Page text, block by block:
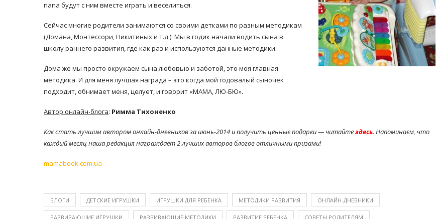
папа будут с ним вместе играть и веселиться.
Сейчас многие родители занимаются со своими детками по разным методикам
(Домана, Монтессори, Никитиных и т.д.). Мы в годик начали водить сына в
школу раннего развития, где как раз и используются данные методики.
Дома же мы просто окружаем сына любовью и заботой, это моя главная
методика. И для меня лучшая награда – это когда мой годовалый сыночек
подходит, обнимает меня, целует, и говорит «МАМА, ЛЮ-БЮ».
Автор онлайн-блога: Римма Тихоненко
Как стать лучшим автором онлайн-дневников за июнь-2014 и получить ценные подарки — читайтездесь. Напоминаем, что
каждый месяц наша редакция награждает 2 лучших авторов блогов отличными призами!
mamabook.com.ua
БЛОГИ ДЕТСКИЕ ИГРУШКИ ИГРУШКИ ДЛЯ РЕБЕНКА МЕТОДИКИ РАЗВИТИЯ ОНЛАЙН-ДНЕВНИКИ
РАЗВИВАЮЩИЕ ИГРУШКИ РАЗВИВАЮЩИЕ МЕТОДИКИ РАЗВИТИЕ РЕБЕНКА СОВЕТЫ РОДИТЕЛЯМ
принимать
никакого кипятка
30/Січ/2021
Лікарі назвали симптоми
коронавірусу в дітей
14/Бер/2020
Попробуйте рецепт
легендарного супа доктора
Моро, который без...